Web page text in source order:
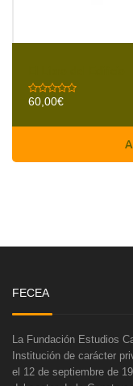
60,00€
FECEA
La Fundación Estudios
Institución de carácter
el 12 de septiembre de